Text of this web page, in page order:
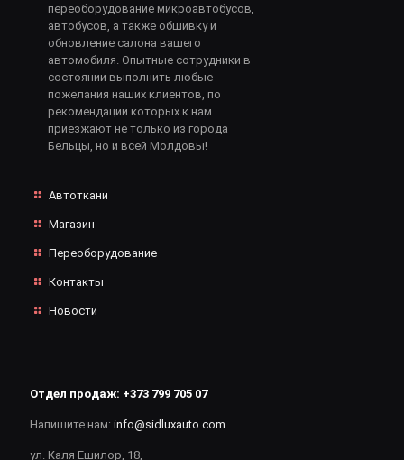
переоборудование микроавтобусов,
автобусов, а также обшивку и
обновление салона вашего
автомобиля. Опытные сотрудники в
состоянии выполнить любые
пожелания наших клиентов, по
рекомендации которых к нам
приезжают не только из города
Бельцы, но и всей Молдовы!
Автоткани
Магазин
Переоборудование
Контакты
Новости
Отдел продаж: +373 799 705 07
Напишите нам: info@sidluxauto.com
ул. Каля Ешилор, 18,